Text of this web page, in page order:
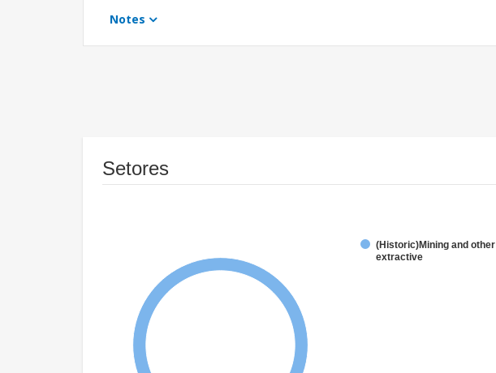
Notes
Setores
(Historic)Mining and other
extractive